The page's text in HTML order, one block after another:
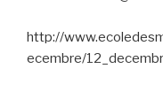
http://
ecembre/